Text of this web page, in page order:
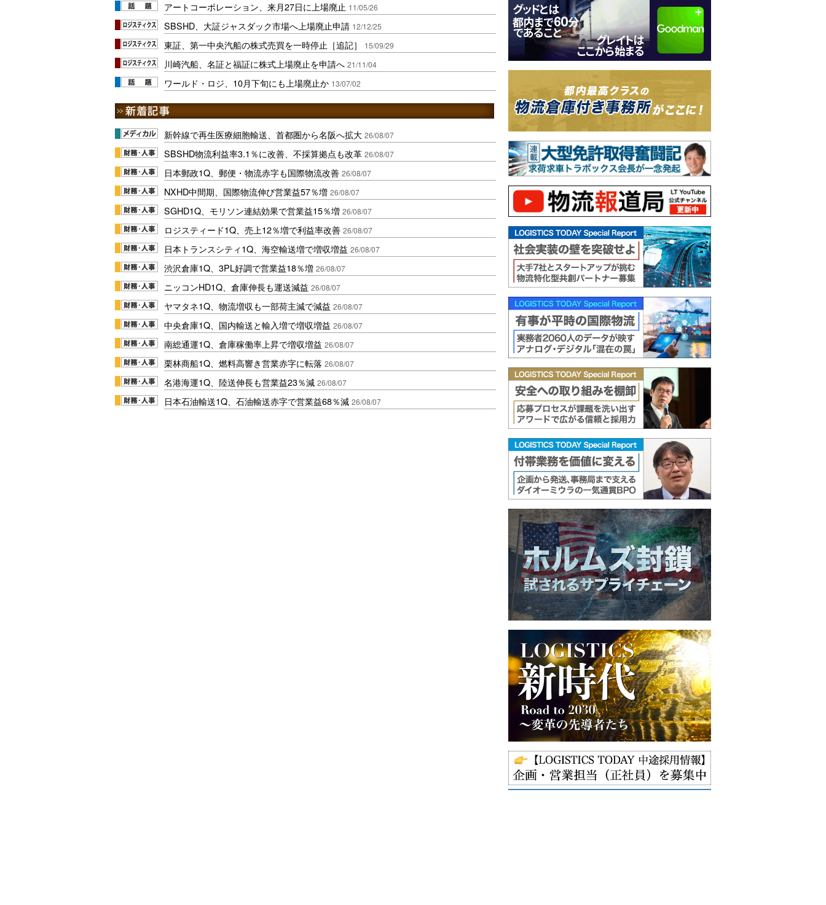
アートコーポレーション、来月27日に上場廃止 11/05/26
SBSHD、大証ジャスダック市場へ上場廃止申請 12/12/25
東証、第一中央汽船の株式売買を一時停止［追記］ 15/09/29
川崎汽船、名証と福証に株式上場廃止を申請へ 21/11/04
ワールド・ロジ、10月下旬にも上場廃止か 13/07/02
新幹線で再生医療細胞輸送、首都圏から名阪へ拡大 26/08/07
SBSHD物流利益率3.1％に改善、不採算拠点も改革 26/08/07
日本郵政1Q、郵便・物流赤字も国際物流改善 26/08/07
NXHD中間期、国際物流伸び営業益57％増 26/08/07
SGHD1Q、モリソン連結効果で営業益15％増 26/08/07
ロジスティード1Q、売上12％増で利益率改善 26/08/07
日本トランスシティ1Q、海空輸送増で増収増益 26/08/07
渋沢倉庫1Q、3PL好調で営業益18％増 26/08/07
ニッコンHD1Q、倉庫伸長も運送減益 26/08/07
ヤマタネ1Q、物流増収も一部荷主減で減益 26/08/07
中央倉庫1Q、国内輸送と輸入増で増収増益 26/08/07
南総通運1Q、倉庫稼働率上昇で増収増益 26/08/07
栗林商船1Q、燃料高響き営業赤字に転落 26/08/07
名港海運1Q、陸送伸長も営業益23％減 26/08/07
日本石油輸送1Q、石油輸送赤字で営業益68％減 26/08/07